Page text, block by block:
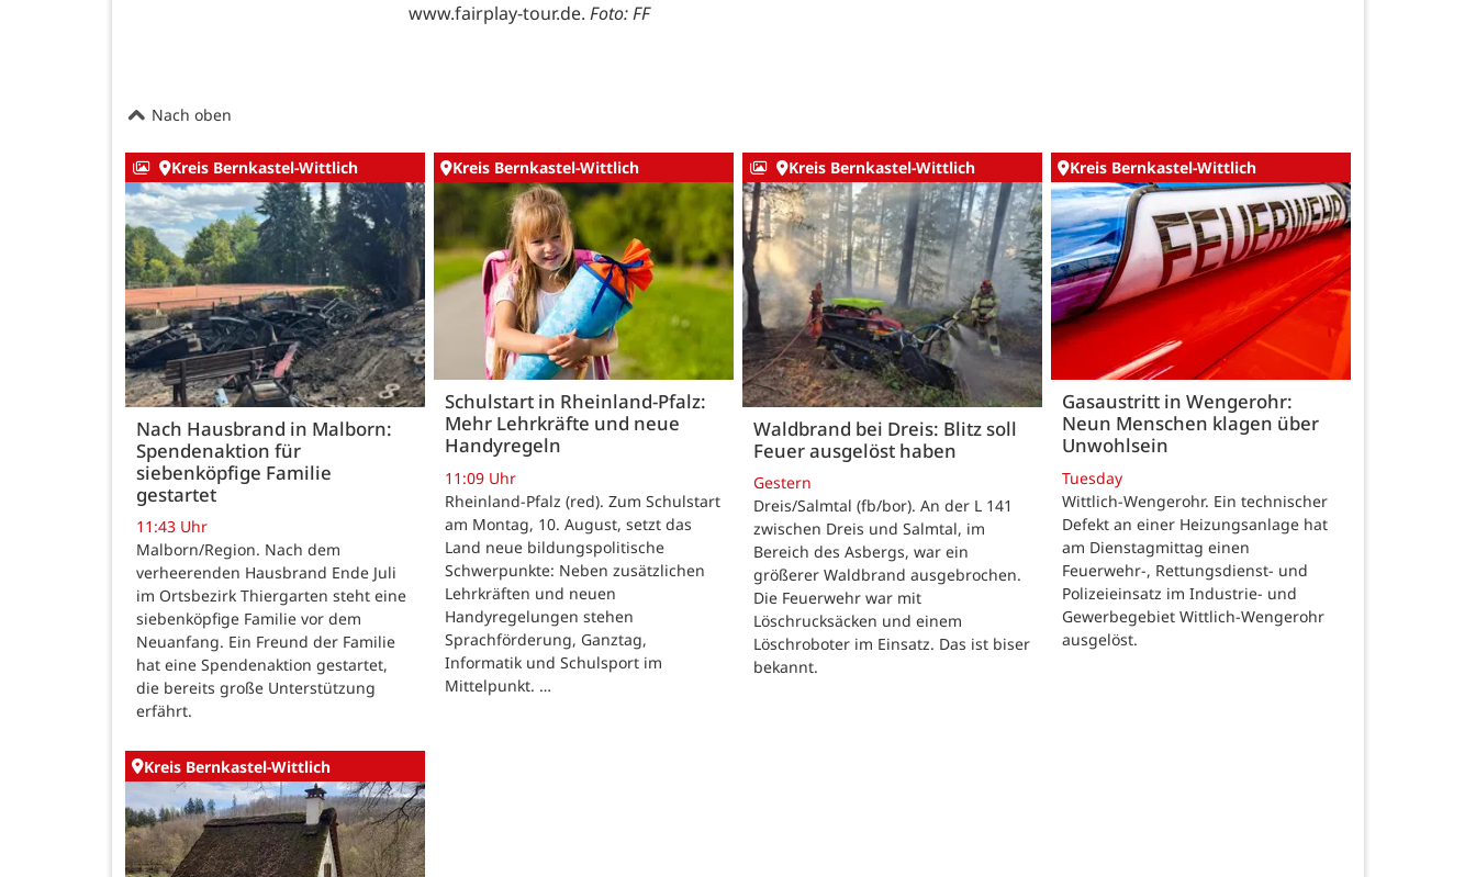
www.fairplay-tour.de. Foto: FF
Nach oben
Kreis Bernkastel-Wittlich
Nach Hausbrand in Malborn:
Spendenaktion für
siebenköpfige Familie
gestartet
11:43 Uhr
Malborn/Region. Nach dem
verheerenden Hausbrand Ende Juli
im Ortsbezirk Thiergarten steht eine
siebenköpfige Familie vor dem
Neuanfang. Ein Freund der Familie
hat eine Spendenaktion gestartet,
die bereits große Unterstützung
erfährt.
Kreis Bernkastel-Wittlich
Schulstart in Rheinland-Pfalz:
Mehr Lehrkräfte und neue
Handyregeln
11:09 Uhr
Rheinland-Pfalz (red). Zum Schulstart
am Montag, 10. August, setzt das
Land neue bildungspolitische
Schwerpunkte: Neben zusätzlichen
Lehrkräften und neuen
Handyregelungen stehen
Sprachförderung, Ganztag,
Informatik und Schulsport im
Mittelpunkt. …
Kreis Bernkastel-Wittlich
Waldbrand bei Dreis: Blitz soll
Feuer ausgelöst haben
Gestern
Dreis/Salmtal (fb/bor). An der L 141
zwischen Dreis und Salmtal, im
Bereich des Asbergs, war ein
größerer Waldbrand ausgebrochen.
Die Feuerwehr war mit
Löschrucksäcken und einem
Löschroboter im Einsatz. Das ist biser
bekannt.
Kreis Bernkastel-Wittlich
Gasaustritt in Wengerohr:
Neun Menschen klagen über
Unwohlsein
Tuesday
Wittlich-Wengerohr. Ein technischer
Defekt an einer Heizungsanlage hat
am Dienstagmittag einen
Feuerwehr-, Rettungsdienst- und
Polizeieinsatz im Industrie- und
Gewerbegebiet Wittlich-Wengerohr
ausgelöst.
Kreis Bernkastel-Wittlich